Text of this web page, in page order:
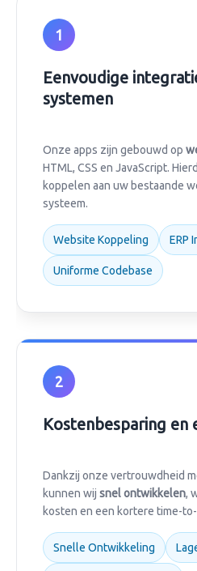
1
Eenvoudige
systemen
Onze apps zijn gebouwd op
HTML, CSS en JavaScript.
koppelen aan uw bestaande
systeem.
Website Koppeling ERP
Uniforme Codebase
2
Kostenbesparing en
Dankzij onze vertrouwdheid
kunnen wij snel ontwikkelen,
kosten en een kortere time-
Snelle Ontwikkeling